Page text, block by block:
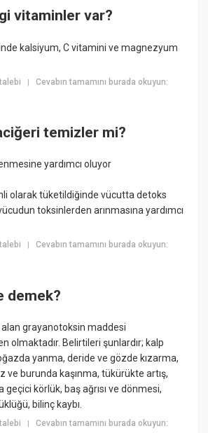
vitaminler var?
kalsiyum, C vitamini ve magnezyum
|Cevabın tamamını burada okuyun:
temizler mi?
yardımcı oluyor
olarak tüketildiğinde vücutta detoks
toksinlerden arınmasına yardımcı
|Cevabın tamamını burada okuyun:
demek?
alan grayanotoksin maddesi
olmaktadır. Belirtileri şunlardır; kalp
yanma, deride ve gözde kızarma,
ve burunda kaşınma, tükürükte artış,
geçici körlük, baş ağrısı ve dönmesi,
bilinç kaybı.
|Cevabın tamamını burada okuyun: